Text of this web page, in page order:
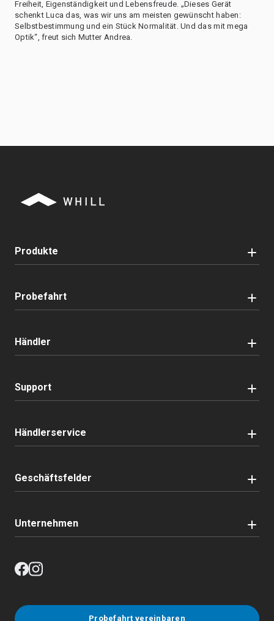
Freiheit, Eigenständigkeit und Lebensfreude. „Dieses Gerät
schenkt Luca das, was wir uns am meisten gewünscht haben:
Selbstbestimmung und ein Stück Normalität. Und das mit mega
Optik“, freut sich Mutter Andrea.
Produkte
Probefahrt
Händler
Support
Händlerservice
Geschäftsfelder
Unternehmen
Probefahrt vereinbaren